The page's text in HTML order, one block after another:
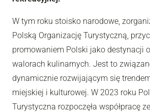
W tym roku stoisko narodowe,
Polską Organizację Turystyczną,
promowaniem Polski jako destynacji
walorach kulinarnych. Jest to
dynamicznie rozwijającym się
miejskiej i kulturowej. W 2023 roku
Turystyczna rozpoczęła współpracę